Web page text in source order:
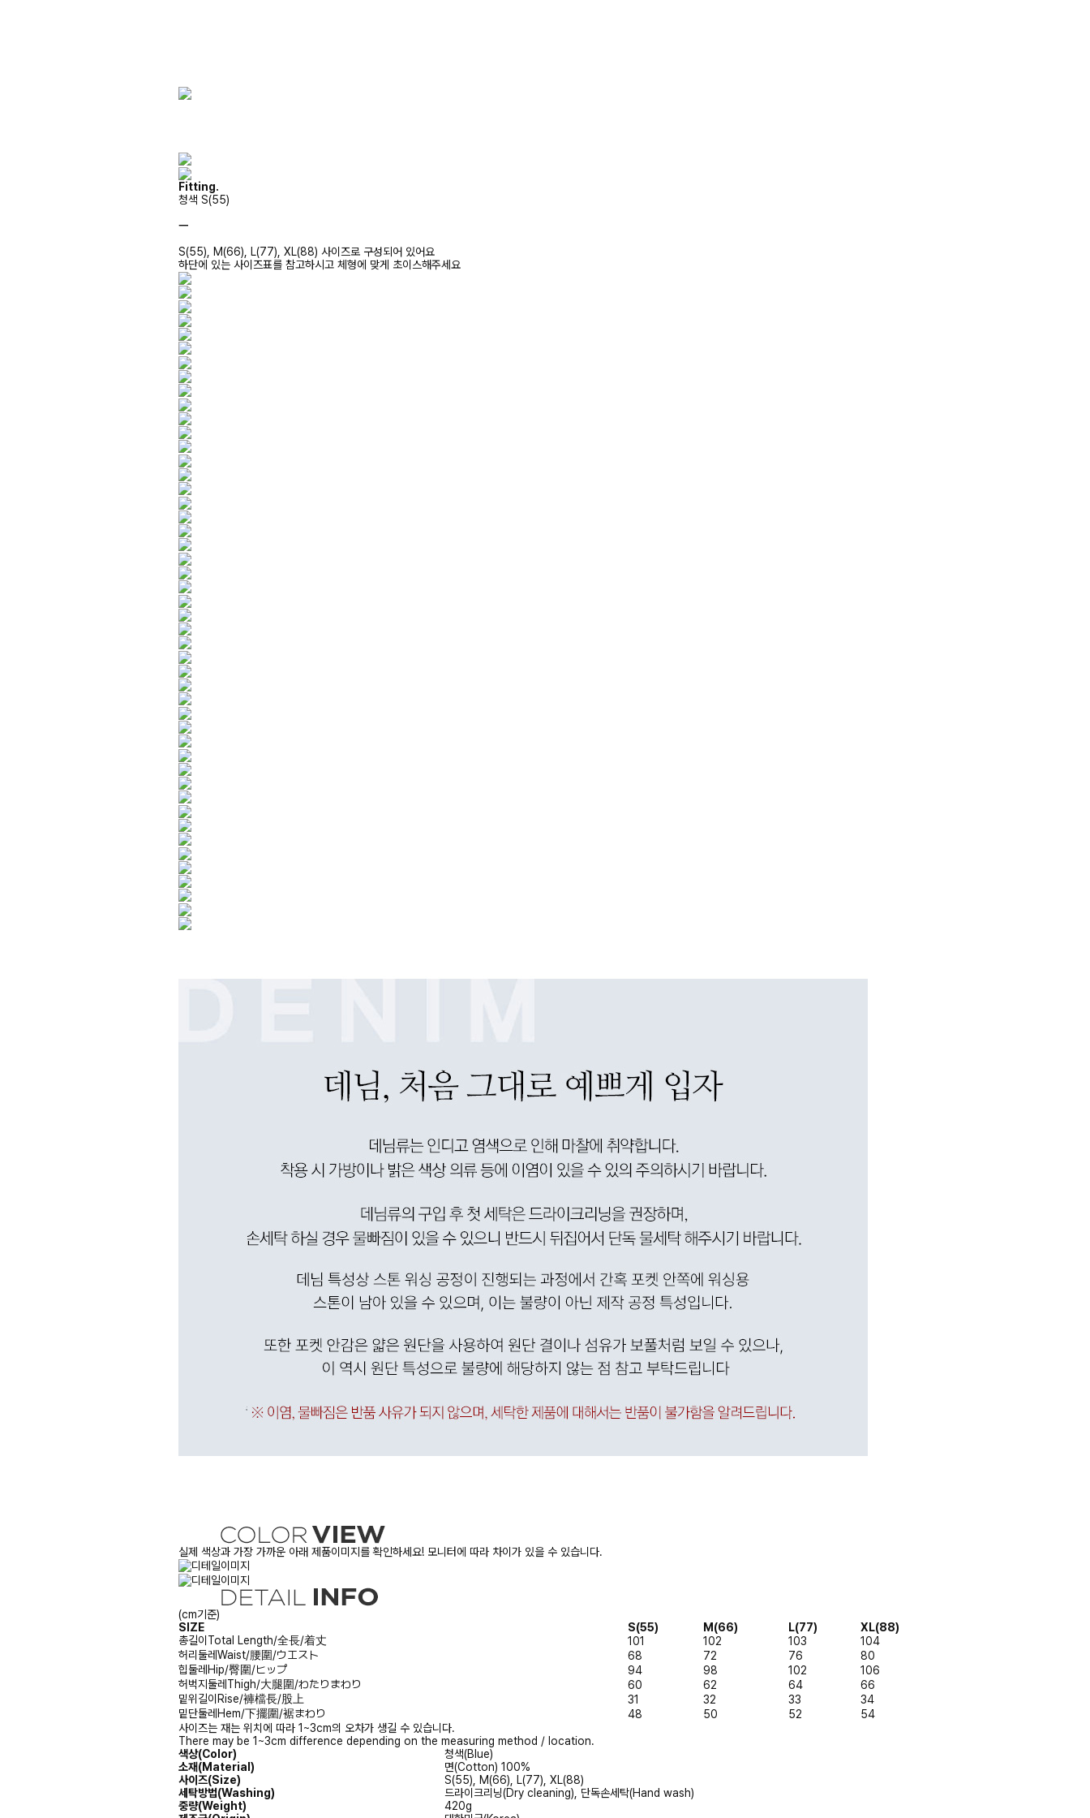
Fitting.
청색 S(55)
ㅡ
S(55), M(66), L(77), XL(88) 사이즈로 구성되어 있어요
하단에 있는 사이즈표를 참고하시고 체형에 맞게 초이스해주세요
실제 색상과 가장 가까운 아래 제품이미지를 확인하세요! 모니터에 따라 차이가 있을 수 있습니다.
(cm기준)
SIZE
S(55) M(66) L(77)
XL(88)
총길이Total Length/全長/着丈 101 102 103
104
허리둘레Waist/腰圍/ウエスト 68 72 76
80
힙둘레Hip/臀圍/ヒップ 94 98 102
106
허벅지둘레Thigh/大腿圍/わたりまわり 60 62 64
66
밑위길이Rise/褲檔長/股上 31 32 33
34
밑단둘레Hem/下擺圍/裾まわり 48 50 52
54
사이즈는 재는 위치에 따라 1~3cm의 오차가 생길 수 있습니다.
There may be 1~3cm difference depending on the measuring method / location.
색상(Color)
청색(Blue)
소재(Material)
면(Cotton) 100%
사이즈(Size)
S(55), M(66), L(77), XL(88)
세탁방법(Washing)
드라이크리닝(Dry cleaning), 단독손세탁(Hand wash)
중량(Weight)
420g